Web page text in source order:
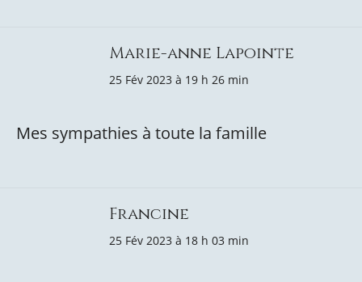
Marie-anne Lapointe
25 Fév 2023 à 19 h 26 min
Mes sympathies à toute la famille
Francine
25 Fév 2023 à 18 h 03 min